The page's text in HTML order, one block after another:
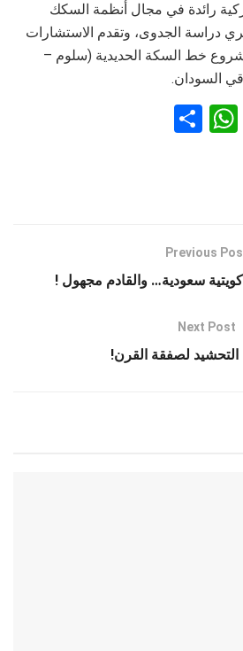
رائدة في مجال أنظمة السكك
دراسة الجدوى، وتقدم الاستشارات
خط السكة الحديدية (سلوم –
السودان.
T
W
p
p
Previous
كويتية سعودية… والقادم مجهول !
Next Post
التحشيد لصفقة القرن!